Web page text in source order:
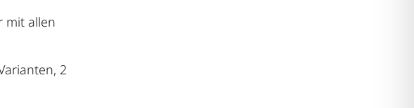
mit allen
2